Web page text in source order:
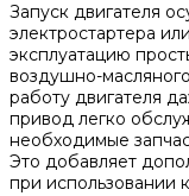
Запуск двигателя
электростартера
эксплуатацию
воздушно-
работу двигателя
привод легко
необходимые
Это добавляет
при использовании